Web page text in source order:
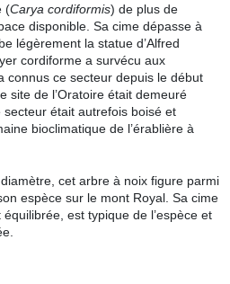
(Carya cordiformis) de plus de
disponible. Sa cime dépasse à
légèrement la statue d’Alfred
cordiforme a survécu aux
connus ce secteur depuis le début
site de l’Oratoire était demeuré
était autrefois boisé et
bioclimatique de l’érablière à
cet arbre à noix figure parmi
espèce sur le mont Royal. Sa cime
est typique de l’espèce et